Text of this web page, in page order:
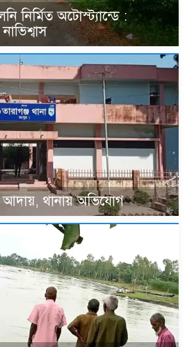
নির্মিত অটোস্ট্যান্ডে :
আদায়, থানায় অভিযোগ